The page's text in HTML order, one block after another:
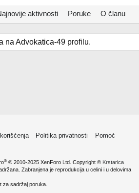
aktivnosti Poruke O članu
na Advokatica-49 profilu.
Politika privatnosti
Pomoć
® © 2010-2025 XenForo Ltd. Copyright © Krstarica
Zabranjena je reprodukcija u celini i u delovima
za sadržaj poruka.